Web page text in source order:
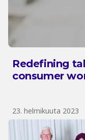
Redefining
consumer
23. helmikuuta 2023